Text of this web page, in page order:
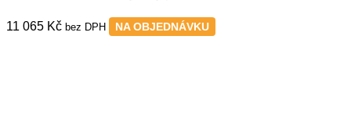
11 065 Kč bez DPH NA OBJEDNÁVKU